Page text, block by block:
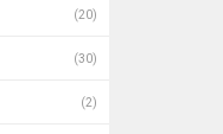
(20)
(30)
(2)